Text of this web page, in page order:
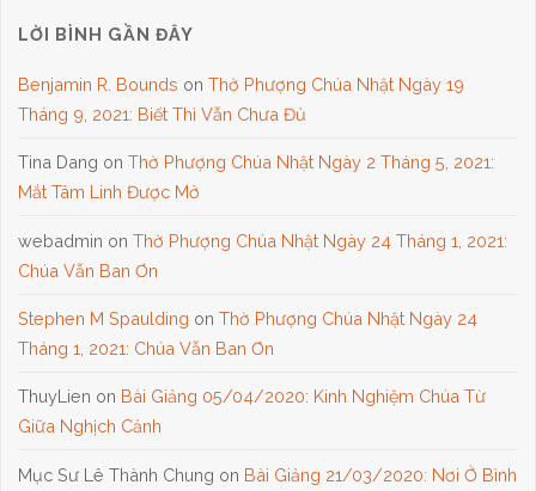
LỜI BÌNH GẦN ĐÂY
Benjamin R. Bounds onThờ Phượng Chúa Nhật Ngày 19
Tháng 9, 2021: Biết Thì Vẫn Chưa Đủ
Tina Dang onThờ Phượng Chúa Nhật Ngày 2 Tháng 5, 2021:
Mắt Tâm Linh Được Mở
webadmin onThờ Phượng Chúa Nhật Ngày 24 Tháng 1, 2021:
Chúa Vẫn Ban Ơn
Stephen M Spaulding onThờ Phượng Chúa Nhật Ngày 24
Tháng 1, 2021: Chúa Vẫn Ban Ơn
ThuyLien on Bài Giảng 05/04/2020: Kinh Nghiệm Chúa Từ
Giữa Nghịch Cảnh
Mục Sư Lê Thành Chung on Bài Giảng 21/03/2020: Nơi Ở Bình